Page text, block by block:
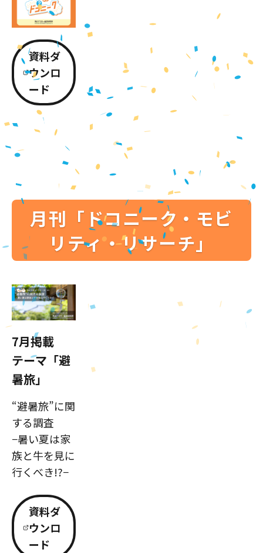
資料ダ
ウンロ
ード
月刊「ドコニーク・モビ
リティ・リサーチ」
7月掲載
テーマ「避
暑旅」
“避暑旅”に関
する調査
−暑い夏は家
族と牛を見に
行くべき!?−
資料ダ
ウンロ
ード